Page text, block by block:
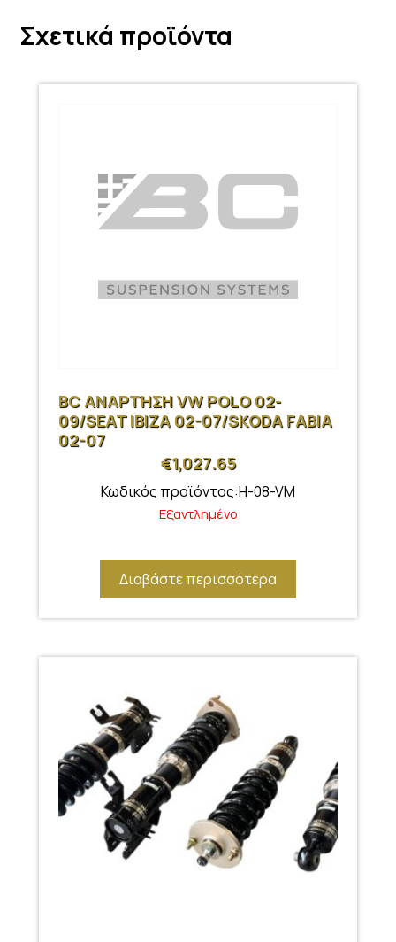
Σχετικά προϊόντα
BC ΑΝΑΡΤΗΣΗ VW POLO 02-
09/SEAT IBIZA 02-07/SKODA FABIA
02-07
€1,027.65
Κωδικός προϊόντος:H-08-VM
Εξαντλημένο
Διαβάστε περισσότερα